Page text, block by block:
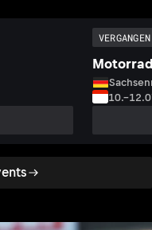
VERGANGEN